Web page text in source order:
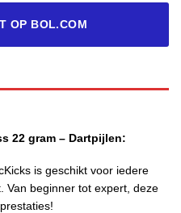
OP BOL.COM
22 gram – Dartpijlen:
is geschikt voor iedere
Van beginner tot expert, deze